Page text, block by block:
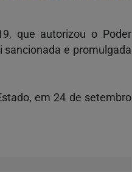
que autorizou o Poder
sancionada e promulgada
em 24 de setembro